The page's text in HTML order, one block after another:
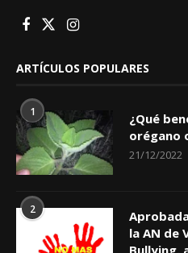
ARTÍCULOS POPULARES
1
¿Qué
orégano
21/12/2022
2
la AN de